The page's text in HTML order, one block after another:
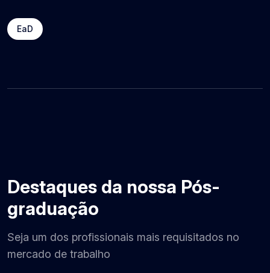
EaD
Destaques da nossa Pós-
graduação
Seja um dos profissionais mais requisitados no
mercado de trabalho